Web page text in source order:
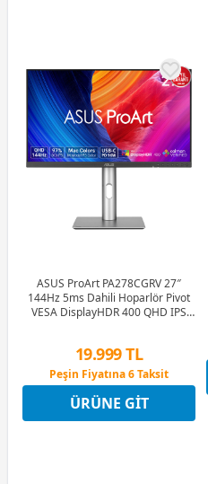
ASUS ProArt PA278CGRV 27″
144Hz 5ms Dahili Hoparlör Pivot
VESA DisplayHDR 400 QHD IPS
19.999 TL
Peşin Fiyatına 6 Taksit
12 Ay x 2.353 TL taksitle
Peşin Fiyatına 6 Taksit
ÜRÜNE GIT